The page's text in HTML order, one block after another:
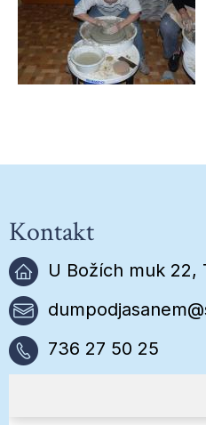
Kontakt
U Božích muk 22,
736 27 50 25